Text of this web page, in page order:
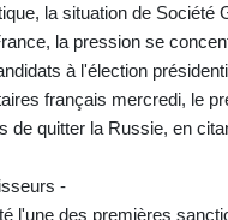
la situation de Société
la pression se
à l'élection
français mercredi, le
de quitter la Russie, en
-
l'une des premières